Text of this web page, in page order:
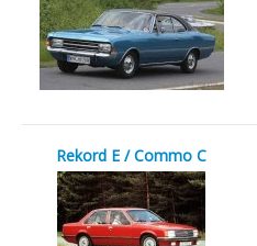
Rekord E / Commo C